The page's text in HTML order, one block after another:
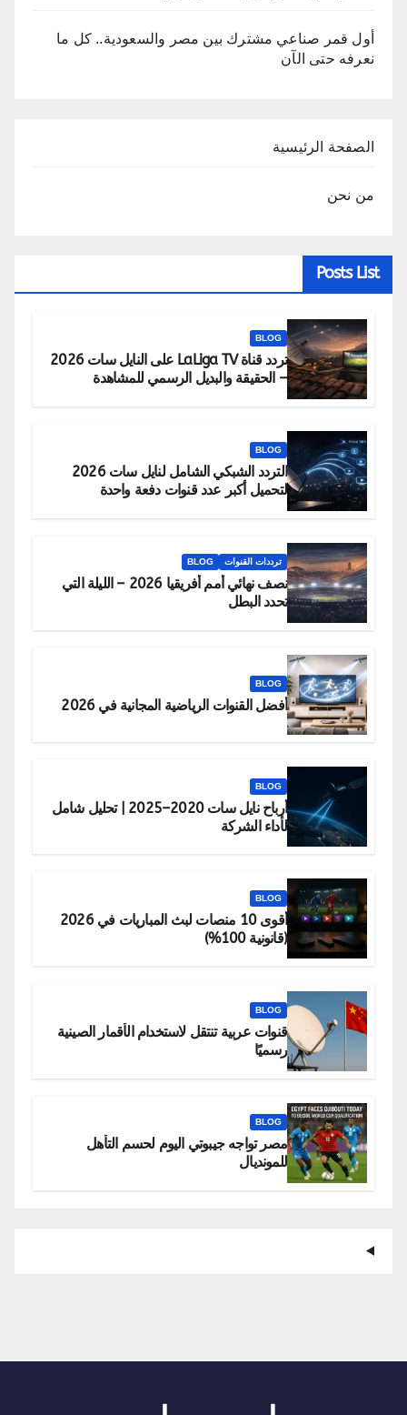
أول قمر صناعي مشترك بين مصر والسعودية.. كل ما
نعرفه حتى الآن
الصفحة الرئيسية
من نحن
Posts List
BLOG
تردد قناة LaLiga TV على النايل سات 2026
– الحقيقة والبديل الرسمي للمشاهدة
BLOG
التردد الشبكي الشامل لنايل سات 2026
لتحميل أكبر عدد قنوات دفعة واحدة
ترددات القنوات BLOG
نصف نهائي أمم أفريقيا 2026 – الليلة التي
تحدد البطل
BLOG
أفضل القنوات الرياضية المجانية في 2026
BLOG
أرباح نايل سات 2020–2025 | تحليل شامل
لأداء الشركة
BLOG
أقوى 10 منصات لبث المباريات في 2026
(قانونية 100%)
BLOG
قنوات عربية تنتقل لاستخدام الأقمار الصينية
رسميًا
BLOG
مصر تواجه جيبوتي اليوم لحسم التأهل
للمونديال